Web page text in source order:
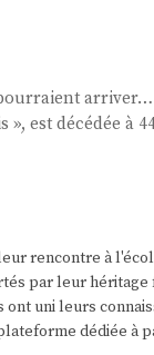
est décédée à
rencontre à
par leur
ont uni leurs
dédiée à